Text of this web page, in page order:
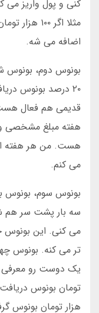
اضافه می شه.
بونوس دوم،
۲۰ درصد بونوس
قدیمی هم فعال
هست. من هر هفته
می کنم.
بونوس سوم، بونوس
می کنی. این بونوس
تر می کنه. بونوس
هزار تومان بونوس